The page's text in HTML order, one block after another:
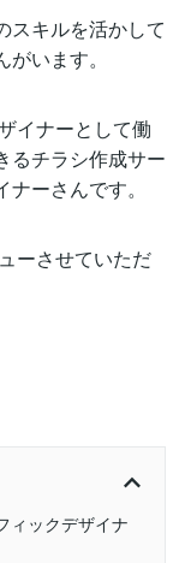
スキルを活かして
います。
イナーとして働
るチラシ作成サー
ーさんです。
ーさせていただ
ィックデザイナ